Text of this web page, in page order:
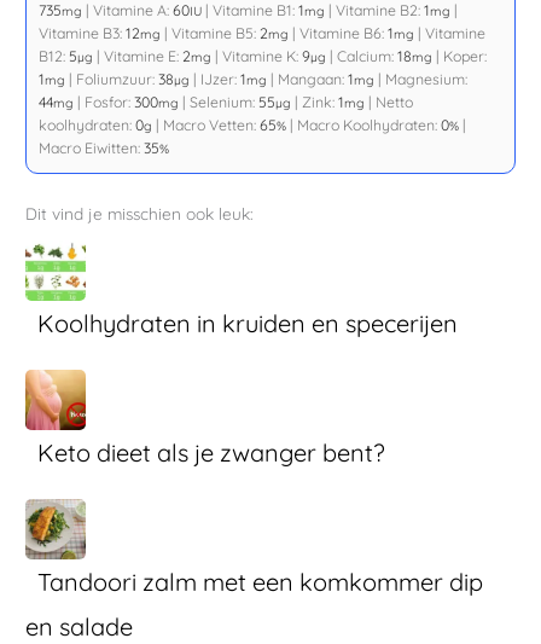
735mg |Vitamine A:60IU |Vitamine B1:1mg |Vitamine B2:1mg |
Vitamine B3:12mg |Vitamine B5: 2mg |Vitamine B6:1mg |Vitamine
B12: 5µg |Vitamine E: 2mg |Vitamine K:9µg |Calcium:18mg | Koper:
1mg | Foliumzuur:38µg | IJzer:1mg | Mangaan:1mg | Magnesium:
44mg | Fosfor:300mg |Selenium: 55µg | Zink:1mg | Netto
koolhydraten:0g | Macro Vetten:65% | Macro Koolhydraten:0% |
Macro Eiwitten:35%
Dit vind je misschien ook leuk:
Koolhydraten in kruiden en specerijen
Keto dieet als je zwanger bent?
Tandoori zalm met een komkommer dip
en salade